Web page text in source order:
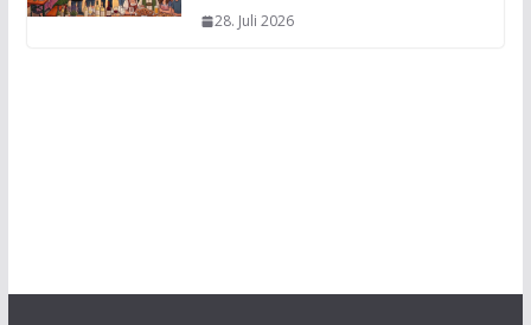
28. Juli 2026